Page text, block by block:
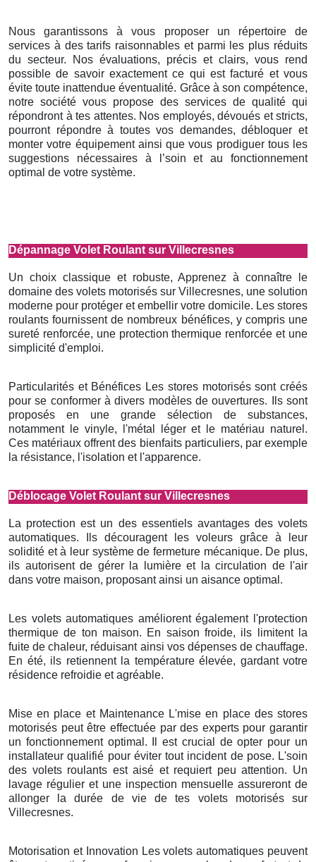
Nous garantissons à vous proposer un répertoire de
services à des tarifs raisonnables et parmi les plus réduits
du secteur. Nos évaluations, précis et clairs, vous rend
possible de savoir exactement ce qui est facturé et vous
évite toute inattendue éventualité. Grâce à son compétence,
notre société vous propose des services de qualité qui
répondront à tes attentes. Nos employés, dévoués et stricts,
pourront répondre à toutes vos demandes, débloquer et
monter votre équipement ainsi que vous prodiguer tous les
suggestions nécessaires à l’soin et au fonctionnement
optimal de votre système.
Dépannage Volet Roulant sur Villecresnes
Un choix classique et robuste, Apprenez à connaître le
domaine des volets motorisés sur Villecresnes, une solution
moderne pour protéger et embellir votre domicile. Les stores
roulants fournissent de nombreux bénéfices, y compris une
sureté renforcée, une protection thermique renforcée et une
simplicité d'emploi.
Particularités et Bénéfices Les stores motorisés sont créés
pour se conformer à divers modèles de ouvertures. Ils sont
proposés en une grande sélection de substances,
notamment le vinyle, l'métal léger et le matériau naturel.
Ces matériaux offrent des bienfaits particuliers, par exemple
la résistance, l'isolation et l'apparence.
Déblocage Volet Roulant sur Villecresnes
La protection est un des essentiels avantages des volets
automatiques. Ils découragent les voleurs grâce à leur
solidité et à leur système de fermeture mécanique. De plus,
ils autorisent de gérer la lumière et la circulation de l'air
dans votre maison, proposant ainsi un aisance optimal.
Les volets automatiques améliorent également l'protection
thermique de ton maison. En saison froide, ils limitent la
fuite de chaleur, réduisant ainsi vos dépenses de chauffage.
En été, ils retiennent la température élevée, gardant votre
résidence refroidie et agréable.
Mise en place et Maintenance L'mise en place des stores
motorisés peut être effectuée par des experts pour garantir
un fonctionnement optimal. Il est crucial de opter pour un
installateur qualifié pour éviter tout incident de pose. L'soin
des volets roulants est aisé et requiert peu attention. Un
lavage régulier et une inspection mensuelle assureront de
allonger la durée de vie de tes volets motorisés sur
Villecresnes.
Motorisation et Innovation Les volets automatiques peuvent